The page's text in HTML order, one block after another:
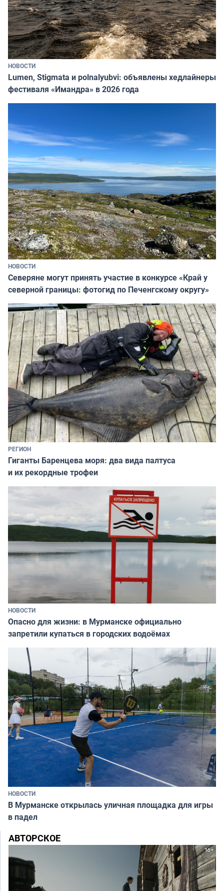
НОВОСТИ
Lumen, Stigmata и polnalyubvi: объявлены хедлайнеры
фестиваля «Имандра» в 2026 года
НОВОСТИ
Северяне могут принять участие в конкурсе «Край у
северной границы: фотогид по Печенгскому округу»
РЕГИОН
Гиганты Баренцева моря: два вида палтуса
и их рекордные трофеи
НОВОСТИ
Опасно для жизни: в Мурманске официально
запретили купаться в городских водоёмах
НОВОСТИ
В Мурманске открылась уличная площадка для игры
в падел
АВТОРСКОЕ